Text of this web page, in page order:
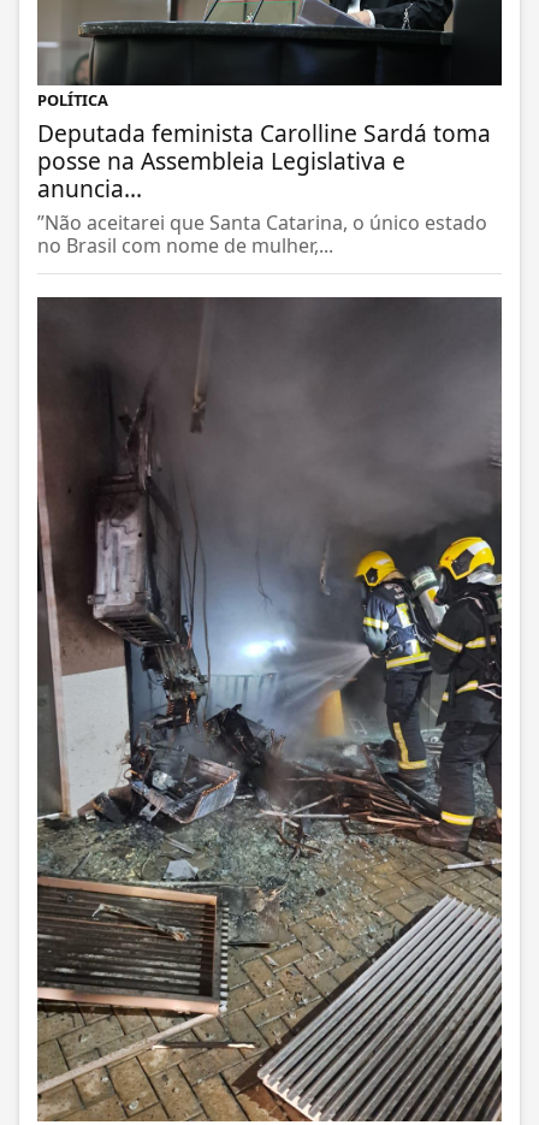
POLÍTICA
Deputada feminista Carolline Sardá toma
posse na Assembleia Legislativa e
anuncia...
”Não aceitarei que Santa Catarina, o único estado
no Brasil com nome de mulher,...